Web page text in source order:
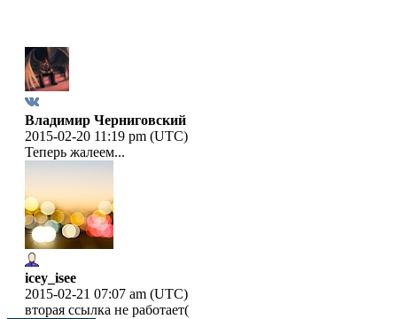
Владимир Черниговский
2015-02-20 11:19 pm (UTC)
Теперь жалеем...
icey_isee
2015-02-21 07:07 am (UTC)
вторая ссылка не работает(